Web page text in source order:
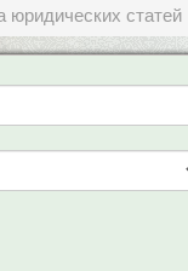
юридических статей